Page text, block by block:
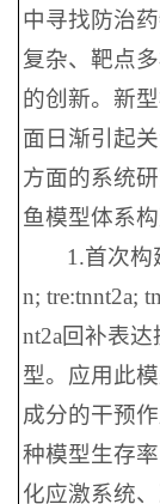
中寻找防治
复杂、靶点
的创新。新
面日渐引起
方面的系统
鱼模型体系
1.首次构
n; tre:tnnt2a;
nt2a回补表
型。应用此
成分的干预
种模型生存
化应激系统